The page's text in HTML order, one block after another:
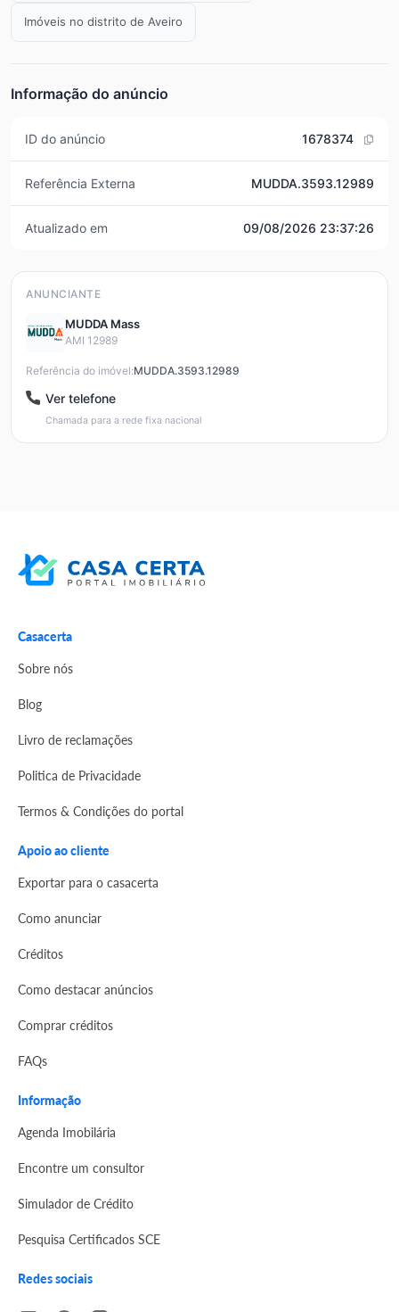
Imóveis no distrito de Aveiro
Informação do anúncio
ID do anúncio 1678374
Referência Externa MUDDA.3593.12989
Atualizado em 09/08/2026 23:37:26
ANUNCIANTE
MUDDA Mass
AMI 12989
Referência do imóvel:MUDDA.3593.12989
Ver telefone
Chamada para a rede fixa nacional
Casacerta
Sobre nós
Blog
Livro de reclamações
Politica de Privacidade
Termos & Condições do portal
Apoio ao cliente
Exportar para o casacerta
Como anunciar
Créditos
Como destacar anúncios
Comprar créditos
FAQs
Informação
Agenda Imobilária
Encontre um consultor
Simulador de Crédito
Pesquisa Certificados SCE
Redes sociais